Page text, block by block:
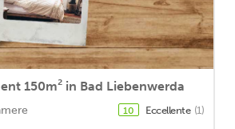
150m² in Bad Liebenwerda
10 Eccellente (1)